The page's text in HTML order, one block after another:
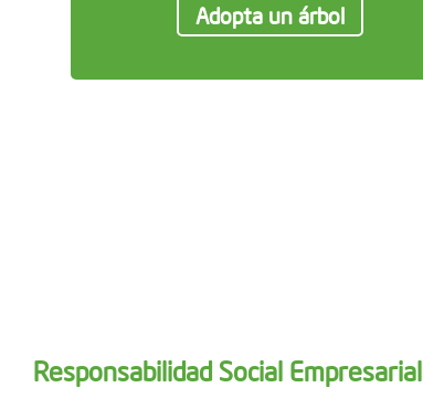
Adopta un árbol
Responsabilidad Social Empresarial